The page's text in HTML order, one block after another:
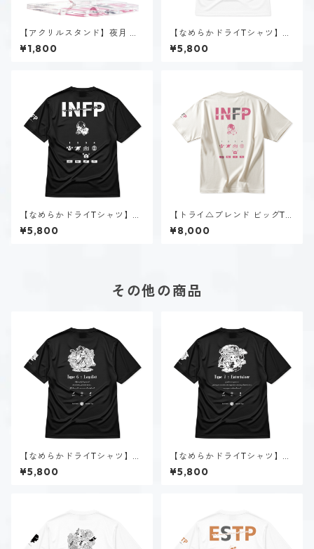
【アクリルスタンド】夜月 夢
乃（INFP）
¥1,800
【なめらかドライTシャツ】夜
月 夢乃（INFP）｜ホワイト
¥5,800
【なめらかドライTシャツ】夜
月 夢乃（INFP）｜ブラック
¥5,800
【トライ△ブレンド ビッグTシ
ャツ】夜月 夢乃（INFP）｜ヴ
ィンテージオフホワイト
¥8,000
その他の商品
【なめらかドライTシャツ】タ
イプ６-慎む人（ダーク）｜ブ
ラック
¥5,800
【なめらかドライTシャツ】タ
イプ７-楽しむ人（ダーク）｜
ブラック
¥5,800